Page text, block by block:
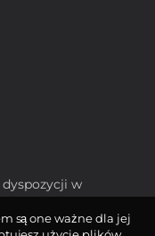
dyspozycji w
są one ważne dla jej